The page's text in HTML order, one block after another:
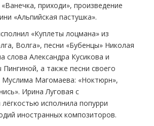
приходи», произведение
«Альпийская пастушка».
«Куплеты лоцмана» из
Волга», песни «Бубенцы» Николая
слова Александра Кусикова и
Пингиной, а также песни своего
Магомаева: «Ноктюрн»,
Ирина Луговая с
исполнила попурри
иностранных композиторов.